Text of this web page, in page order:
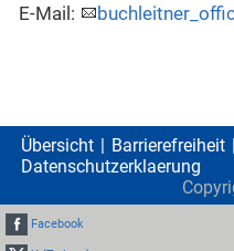
E-Mail:
Übersicht Barrierefreiheit
Datenschutzerklaerung
Facebook